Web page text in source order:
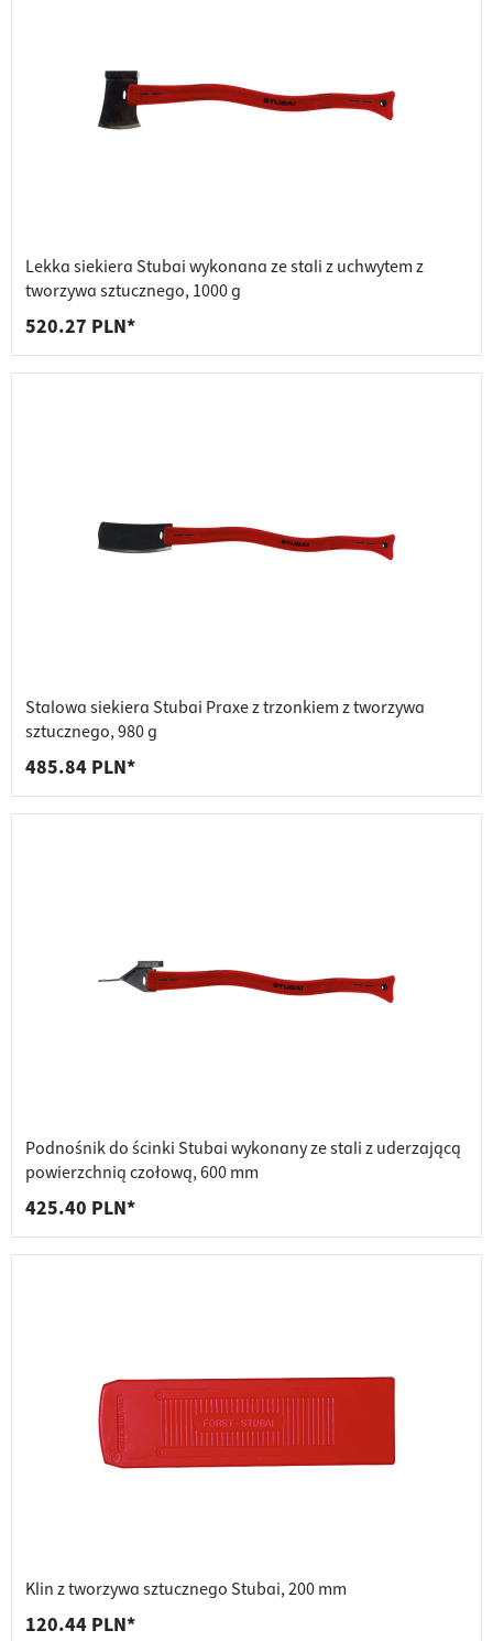
Lekka siekiera Stubai wykonana ze stali z uchwytem z
tworzywa sztucznego, 1000 g
520.27 PLN*
Stalowa siekiera Stubai Praxe z trzonkiem z tworzywa
sztucznego, 980 g
485.84 PLN*
Podnośnik do ścinki Stubai wykonany ze stali z uderzającą
powierzchnią czołową, 600 mm
425.40 PLN*
Klin z tworzywa sztucznego Stubai, 200 mm
120.44 PLN*